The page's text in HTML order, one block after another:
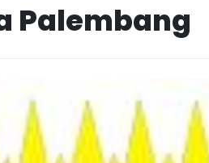
Palembang